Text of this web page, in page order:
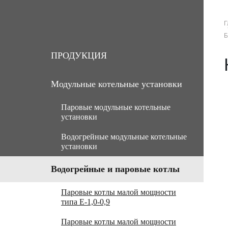
ПРОДУКЦИЯ
Модульные котельные установки
Паровые модульные котельные
установки
МКУ паровые угольные с ручной
подачей топлива
МКУ паровые угольные с
механической подачей топлива
Паровые газомазутные модульные
котельные установки
МКУ паровые мазутные (нефть)
Водогрейные модульные котельные
установки
МКУ водогрейные угольные с
ручной подачей топлива
МКУ водогрейные угольные с
механической подачей топлива
Водогрейные и паровые котлы
Паровые котлы малой мощности
типа Е-1,0-0,9
Паровые котлы малой мощности